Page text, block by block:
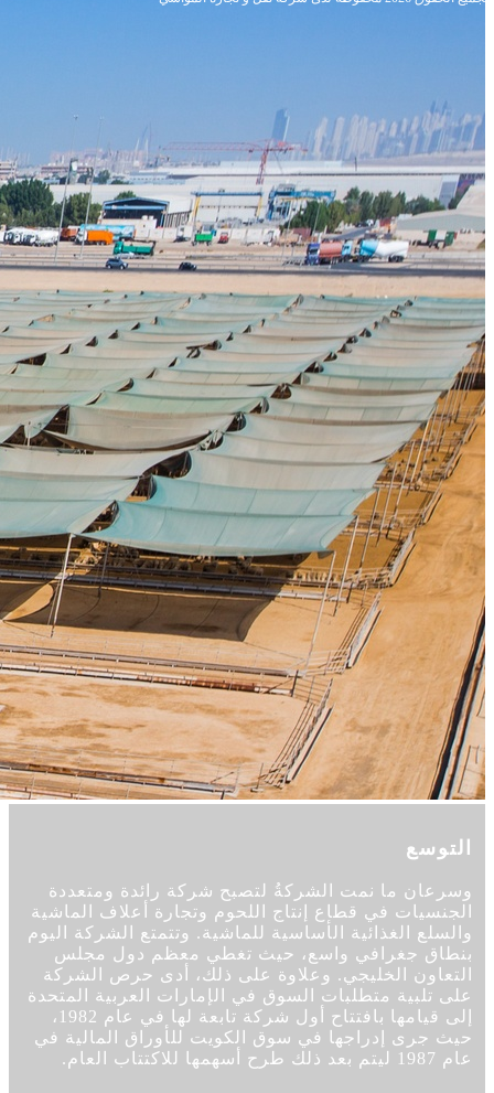
التوسع
وسرعان ما نمت الشركةُ لتصبح شركة رائدة ومتعددة
الجنسيات في قطاع إنتاج اللحوم وتجارة أعلاف الماشية
والسلع الغذائية الأساسية للماشية. وتتمتع الشركة اليوم
بنطاق جغرافي واسع، حيث تغطي معظم دول مجلس
التعاون الخليجي. وعلاوة على ذلك، أدى حرص الشركة
على تلبية متطلبات السوق في الإمارات العربية المتحدة
إلى قيامها بافتتاح أول شركة تابعة لها في عام 1982،
حيث جرى إدراجها في سوق الكويت للأوراق المالية في
عام 1987 ليتم بعد ذلك طرح أسهمها للاكتتاب العام.